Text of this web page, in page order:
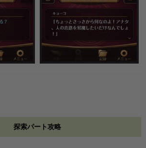
探索パート攻略